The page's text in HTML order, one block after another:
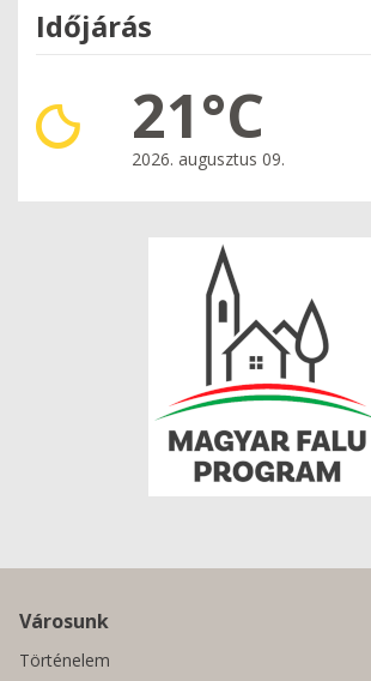
Időjárás
21°C
2026. augusztus 09.
Városunk
Történelem